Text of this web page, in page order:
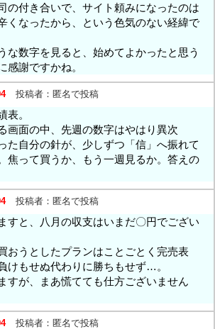
の付き合いで、サイト頼みになったのは
くなったから、という色気のない経緯で
な数字を見ると、始めてよかったと思う
感謝ですかね。
投稿者： 匿名で投稿
表。
画面の中、先週の数字はやはり異次
た自分の針が、少しずつ「信」へ振れて
焦って買うか、もう一週見るか。答えの
投稿者： 匿名で投稿
すと、八月の収支はいまだ〇円でござい
おうとしたプランはことごとく完売表
けもせぬ代わりに勝ちもせず…。
すが、まあ慌てても仕方ございません
投稿者： 匿名で投稿